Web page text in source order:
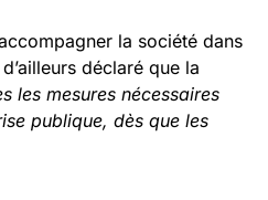
la société dans
déclaré que la
les mesures nécessaires
publique, dès que les